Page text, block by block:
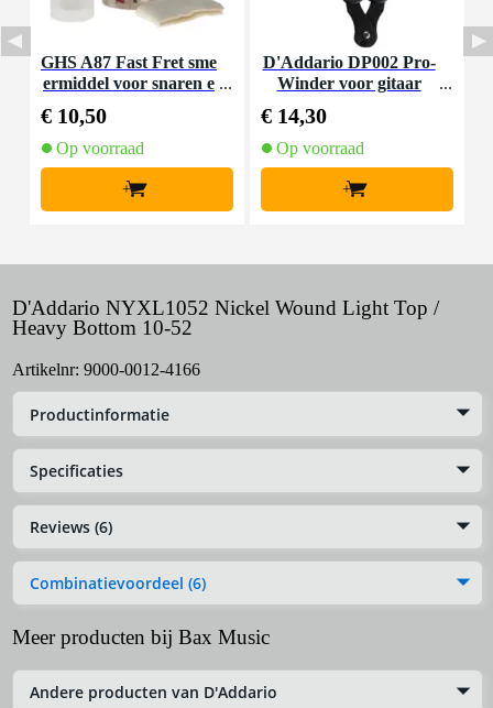
GHS A87 Fast Fret sme
ermiddel voor snaren e
€ 10,50
Op voorraad
+
D'Addario DP002 Pro-
Winder voor gitaar
€ 14,30
Op voorraad
+
D'Addario NYXL1052 Nickel Wound Light Top /
Heavy Bottom 10-52
Artikelnr: 9000-0012-4166
Productinformatie
Specificaties
Reviews (6)
Combinatievoordeel (6)
Meer producten bij Bax Music
Andere producten van D'Addario